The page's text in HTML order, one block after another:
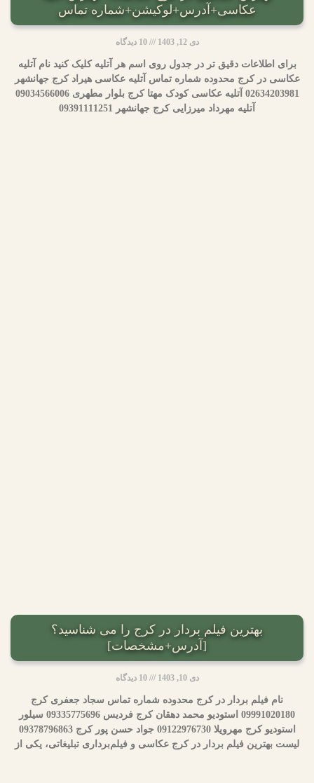
عکاسی+آدرس+لوکیشن+شماره تماس
دی 12, 1403 10 دیدگاه
برای اطلاعات دقیق تر در جدول روی اسم هر آتلیه کلیک کنید نام آتلیه
عکاسی در کرج محدوده شماره تماس آتلیه عکاسی هیراد کرج جهانشهر
02634203981 آتلیه عکاسی کودک مهتا کرج بلوار مطهری 09034566006
آتلیه مهرداد میرزایی کرج جهانشهر 09391111251
بهترین فیلم بردار در کرج را می شناسید؟
[آدرس+مشخصات]
دی 10, 1403 10 دیدگاه
نام فیلم بردار در کرج محدوده شماره تماس سجاد جعفری کرج
09991020180 استودیو محمد دهقان کرج فردیس 09335775696 سیلور
استودیو کرج مهرویلا 09122976730 جواد حسن پور کرج 09378796863
لیست بهترین فیلم بردار در کرج عکاسی و فیلم‌برداری تبلیغاتی، یکی از